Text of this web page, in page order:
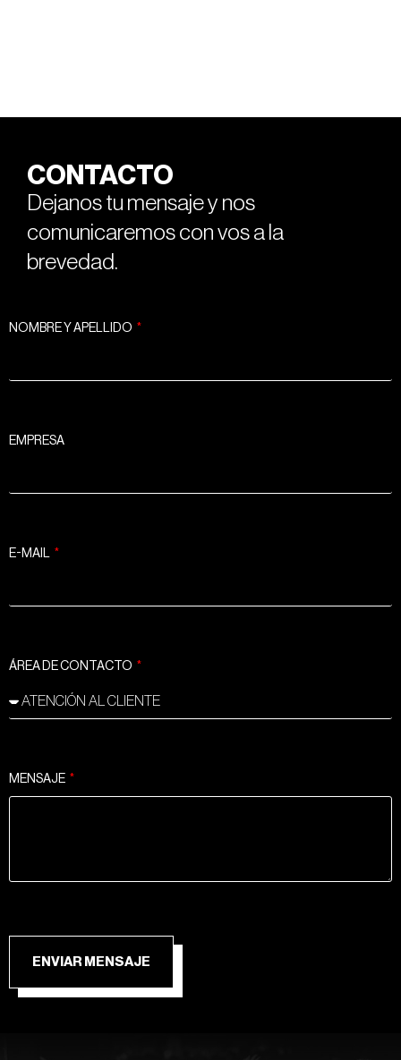
CONTACTO
Dejanos tu mensaje y nos
comunicaremos con vos a la
brevedad.
NOMBRE Y APELLIDO
EMPRESA
E-MAIL
ÁREA DE CONTACTO
MENSAJE
ENVIAR MENSAJE